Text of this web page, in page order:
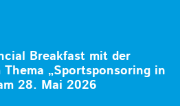
Breakfast mit der
„Sportsponsoring in
28. Mai 2026